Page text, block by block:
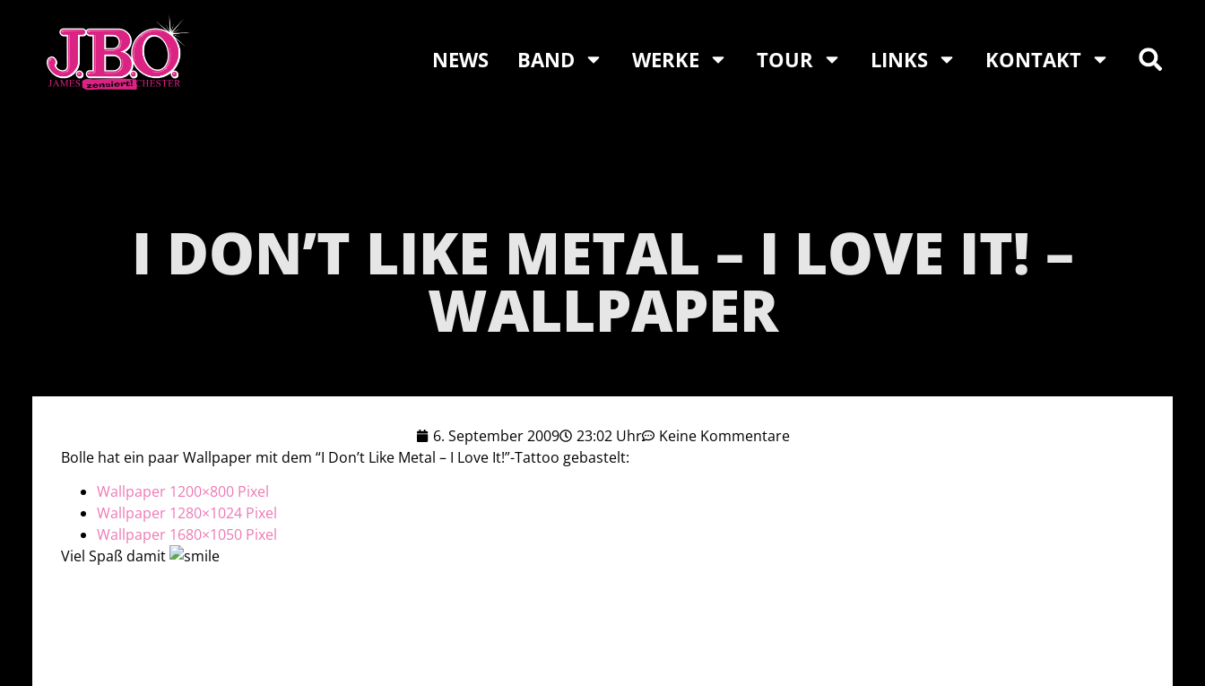
NEWS BAND WERKE TOUR LINKS KONTAKT
I DON’T LIKE METAL – I LOVE IT! –
WALLPAPER
6. September 2009 23:02 Uhr
Keine Kommentare
Bolle hat ein paar Wallpaper mit dem “I Don’t Like Metal – I Love It!”-Tattoo gebastelt:
Wallpaper 1200×800 Pixel
Wallpaper 1280×1024 Pixel
Wallpaper 1680×1050 Pixel
Viel Spaß damit